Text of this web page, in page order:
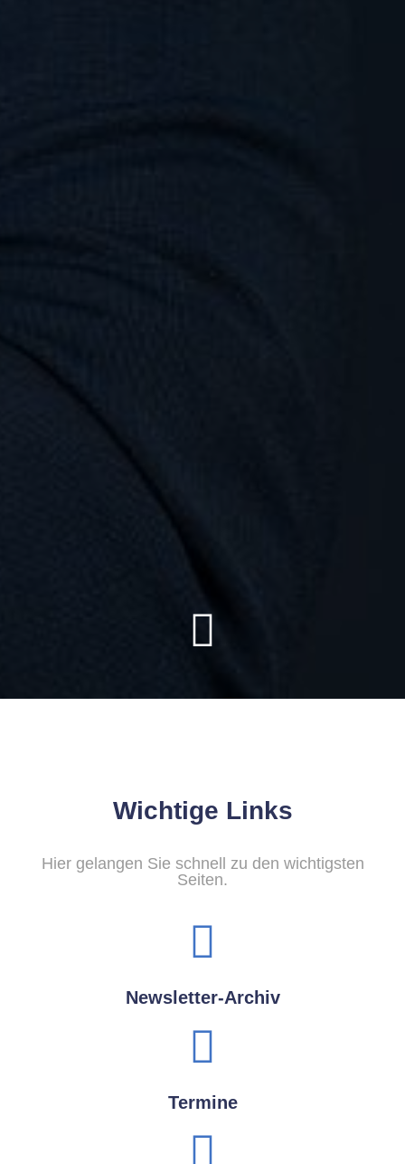
Wichtige Links
Hier gelangen Sie schnell zu den wichtigsten
Seiten.
Newsletter-Archiv
Termine